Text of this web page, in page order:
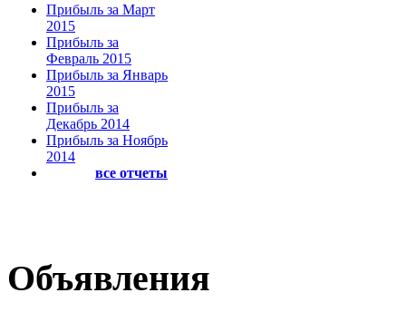
Прибыль за Март
2015
Прибыль за
Февраль 2015
Прибыль за Январь
2015
Прибыль за
Декабрь 2014
Прибыль за Ноябрь
2014
все отчеты
Объявления